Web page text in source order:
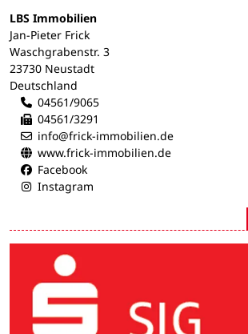
LBS Immobilien
Jan-Pieter Frick
Waschgrabenstr. 3
23730 Neustadt
Deutschland
04561/9065
04561/3291
info@frick-immobilien.de
www.frick-immobilien.de
Facebook
Instagram